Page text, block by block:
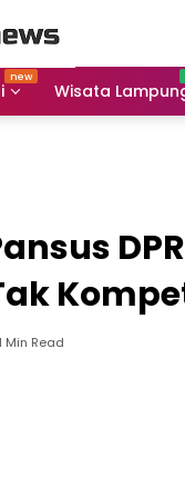
Wisata
1 Min Read